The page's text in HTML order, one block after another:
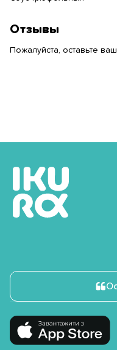
Отзывы
Пожалуйста, оставьте